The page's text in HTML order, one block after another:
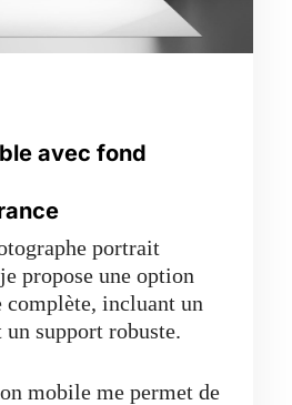
avec fond
portrait
propose une option
complète, incluant un
support robuste.
mobile me permet de